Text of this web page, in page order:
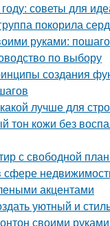
советы для
покорила
руками:
по выбору
создания
лучше для
кожи без
с свободной
сфере
акцентами
уютный и
своими руками